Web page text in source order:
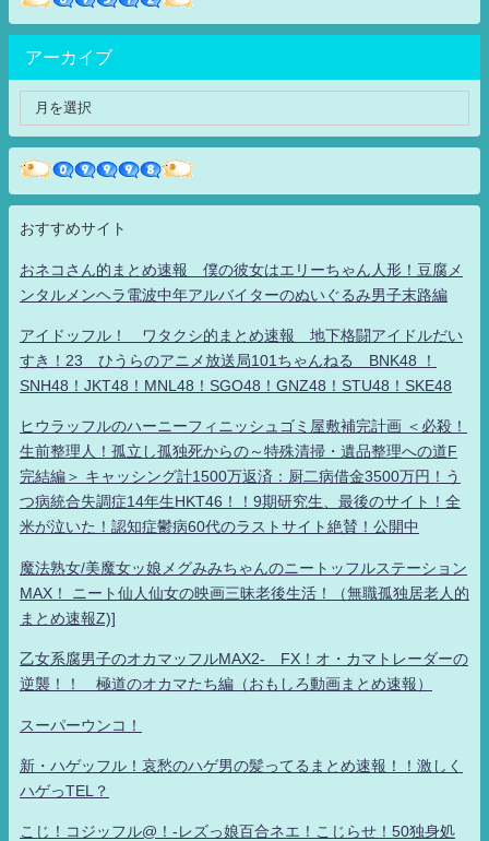
アーカイブ
おすすめサイト
おネコさん的まとめ速報 僕の彼女はエリーちゃん人形！豆腐メ
ンタルメンヘラ電波中年アルバイターのぬいぐるみ男子末路編
アイドッフル！ ワタクシ的まとめ速報 地下格闘アイドルだい
すき！23 ひうらのアニメ放送局101ちゃんねる BNK48 ！
SNH48！JKT48！MNL48！SGO48！GNZ48！STU48！SKE48
ヒウラッフルのハーニーフィニッシュゴミ屋敷補完計画 ＜必殺！
生前整理人！孤立し孤独死からの～特殊清掃・遺品整理への道F
完結編＞ キャッシング計1500万返済：厨二病借金3500万円！う
つ病統合失調症14年生HKT46！！9期研究生、最後のサイト！全
米が泣いた！認知症鬱病60代のラストサイト絶賛！公開中
魔法熟女/美魔女ッ娘メグみみちゃんのニートッフルステーション
MAX！ ニート仙人仙女の映画三昧老後生活！（無職孤独居老人的
まとめ速報Z)]
乙女系腐男子のオカマッフルMAX2- FX！オ・カマトレーダーの
逆襲！！ 極道のオカマたち編（おもしろ動画まとめ速報）
スーパーウンコ！
新・ハゲッフル！哀愁のハゲ男の髪ってるまとめ速報！！激しく
ハゲっTEL？
こじ！コジッフル@！-レズっ娘百合ネエ！こじらせ！50独身処